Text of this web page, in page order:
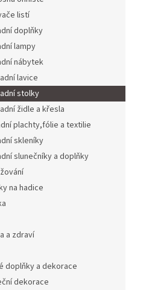
listí
doplňky
lampy
nábytek
lavice
stolky
židle a křesla
plachty,fólie a textilie
skleníky
slunečníky a doplňky
na hadice
a zdraví
doplňky a dekorace
dekorace